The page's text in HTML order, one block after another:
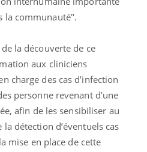
la communauté".
de la découverte de ce
aux cliniciens
charge des cas d’infection
personne revenant d’une
afin de les sensibiliser au
détection d’éventuels cas
mise en place de cette